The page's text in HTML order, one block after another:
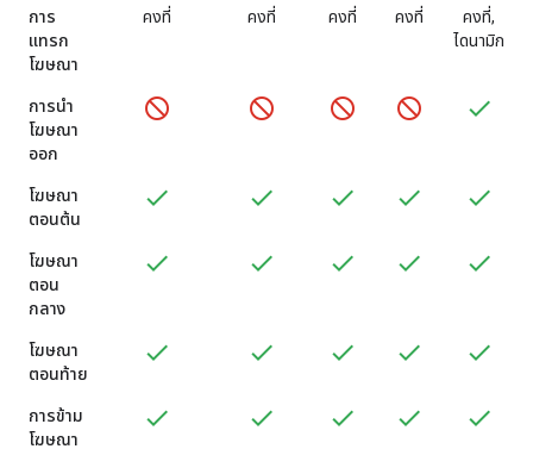
การ
แทรก
โฆษณา
คงที่ คงที่ คงที่ คงที่
คงที่,
ไดนามิก
การนำ
โฆษณา
ออก
โฆษณา
ตอนต้น
โฆษณา
ตอน
กลาง
โฆษณา
ตอนท้าย
การข้าม
โฆษณา